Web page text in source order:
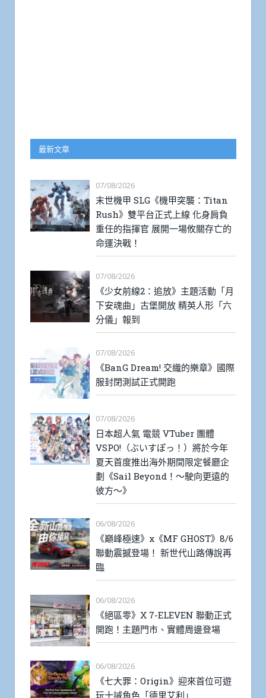
最新文章
07/08/2026
末世機甲 SLG《機甲突襲：Titan
Rush》雙平台正式上線 化身肩負
重任的指揮官 展開一場攸關存亡的
命運決戰！
07/08/2026
《少女前線2：追放》主題活動「月
下安魂曲」古堡開放 精英人形「六
分儀」報到
07/08/2026
《BanG Dream! 交織的樂章》國際
服封閉測試正式開跑
07/08/2026
日本超人氣 電競 VTuber 團體
VSPO!（ぶいすぽっ！）將於今年
夏天首度推出海外期間限定餐廳企
劃《Sail Beyond！～駛向更遠的
彼方～》
06/08/2026
《巔峰極速》x《MF GHOST》8/6
聯動震撼登場！ 新世代山路傳說再
臨
06/08/2026
《絕區零》X 7-ELEVEN 聯動正式
開跑！主題門市、實體周邊登場
06/08/2026
《七大罪：Origin》迎來首位可遊
玩十誡角色「德里艾利」